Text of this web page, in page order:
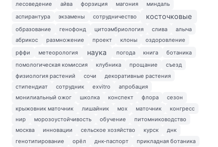
лесоведение
айва форзиция магония
миндаль
аспирантура
экзамены сотрудничество косточковые
образование генофонд цитоэмбриология слива
алыча
абрикос
размножение проект клоны
оздоровление
рффи
метеорология наука погода книга
ботаника
помологическая комиссия
клубника прощание
съезд
физиология растений
сочи
декоративные растения
стипендиат
сотрудник exvitro
апробация
монилиальный ожог
школка конспект флора
сезон
крыжовник маточник
лишайник мох маточник
конгресс
нир
морозоустойчивость обучение
питомниководство
москва
инновации сельское хозяйство курск
днк
генотипирование
орёл днк-паспорт
прикладная ботаника